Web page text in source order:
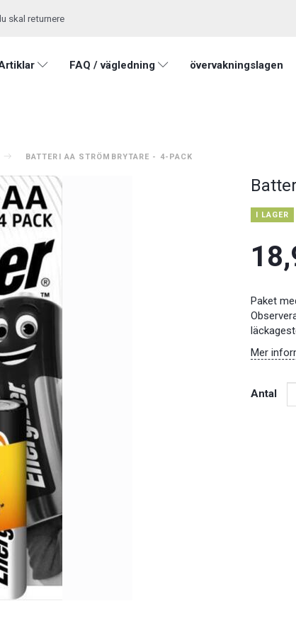
skal returnere
FAQ / vägledning övervakningslagen
BATTERI AA STRÖMBRYTARE - 4-PACK
I LAGER
Paket
Mer
Antal